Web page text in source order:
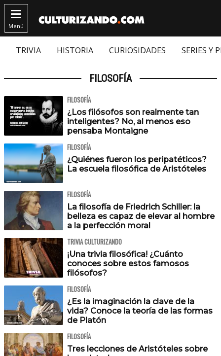

Menú
TRIVIA HISTORIA CURIOSIDADES SERIES Y
FILOSOFÍA
FILOSOFÍA
¿Los filósofos son realmente tan
inteligentes? No, al menos eso
pensaba Montaigne
FILOSOFÍA
¿Quiénes fueron los peripatéticos?
La escuela filosófica de Aristóteles
FILOSOFÍA
La filosofía de Friedrich Schiller: la
belleza es capaz de elevar al hombre
a la perfección moral
TRIVIA CULTURIZANDO
¡Una trivia filosófica! ¿Cuánto
conoces sobre estos famosos
filósofos?
FILOSOFÍA
¿Es la imaginación la clave de la
vida? Conoce la teoría de las formas
de Platón
FILOSOFÍA
Tres lecciones de Aristóteles sobre